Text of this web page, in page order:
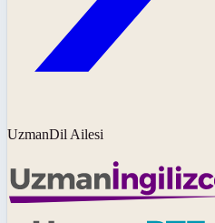
UzmanDil Ailesi